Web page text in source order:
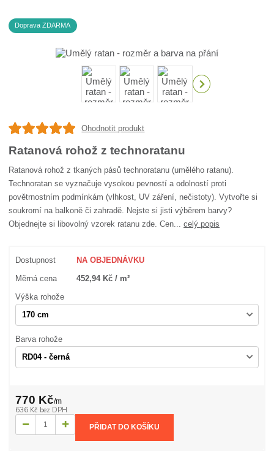
Doprava ZDARMA
Ohodnotit produkt
Ratanová rohož z technoratanu
Ratanová rohož z tkaných pásů technoratanu (umělého ratanu).
Technoratan se vyznačuje vysokou pevností a odolností proti
povětrnostním podmínkám (vlhkost, UV záření, nečistoty). Vytvořte si
soukromí na balkoně či zahradě. Nejste si jisti výběrem barvy?
Objednejte si libovolný vzorek ratanu zde. Cen...celý popis
Dostupnost NA OBJEDNÁVKU
Měrná cena 452,94 Kč / m²
Výška rohože
Barva rohože
770 Kč/m
636 Kč bez DPH
PŘIDAT DO KOŠÍKU